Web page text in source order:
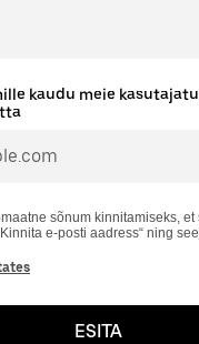
kaudu meie
sõnum kinnitamiseks,
e-posti aadress“ ning
ESITA